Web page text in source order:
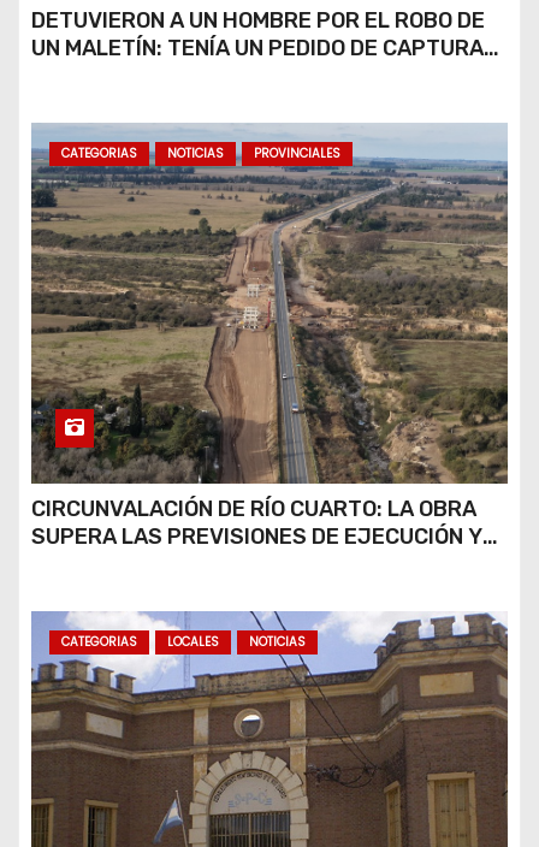
DETUVIERON A UN HOMBRE POR EL ROBO DE
UN MALETÍN: TENÍA UN PEDIDO DE CAPTURA
CATEGORIAS NOTICIAS PROVINCIALES
CIRCUNVALACIÓN DE RÍO CUARTO: LA OBRA
SUPERA LAS PREVISIONES DE EJECUCIÓN Y
CATEGORIAS LOCALES NOTICIAS